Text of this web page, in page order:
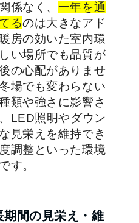
係なく、 一年を通
るのは大きなアド
房の効いた室内環
い場所でも品質が
の心配がありませ
場でも変わらない
類や強さに影響さ
LED照明やダウン
見栄えを維持でき
調整といった環境
す。
期間の見栄え・維